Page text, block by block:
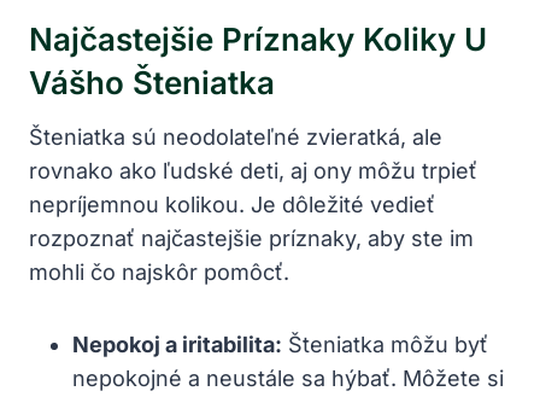
Najčastejšie Príznaky Koliky U
Vášho Šteniatka
Šteniatka sú neodolateľné zvieratká, ale
rovnako ako ľudské deti, aj ony môžu trpieť
nepríjemnou kolikou. Je dôležité vedieť
rozpoznať najčastejšie príznaky, aby ste im
mohli čo najskôr pomôcť.
Nepokoj a iritabilita: Šteniatka môžu byť
nepokojné a neustále sa hýbať. Môžete si